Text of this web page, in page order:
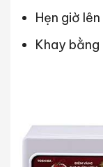
Hẹn giờ
Khay